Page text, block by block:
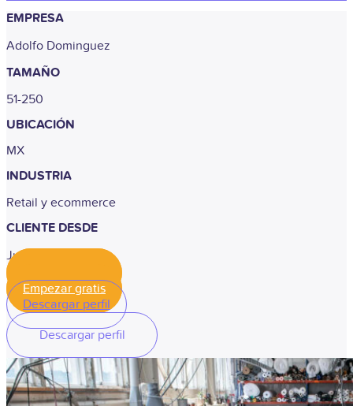
EMPRESA
Adolfo Dominguez
TAMAÑO
51-250
UBICACIÓN
MX
INDUSTRIA
Retail y ecommerce
CLIENTE DESDE
Junio, 2025
Empezar gratis
Descargar perfil
Descargar perfil